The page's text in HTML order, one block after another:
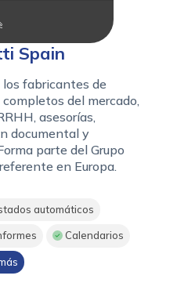
Spain
fabricantes de
del mercado,
asesorías,
documental y
parte del Grupo
en Europa.
automáticos
Calendarios